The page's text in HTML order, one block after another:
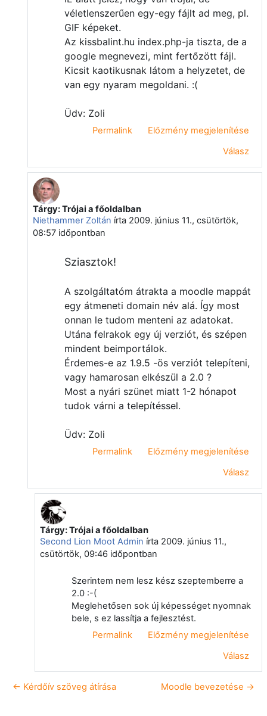
véletlenszerűen egy-egy fájlt ad meg, pl.
GIF képeket.
Az kissbalint.hu index.php-ja tiszta, de a
google megnevezi, mint fertőzött fájl.
Kicsit kaotikusnak látom a helyzetet, de
van egy nyaram megoldani. :(
Üdv: Zoli
Permalink
Előzmény megjelenítése
Válasz
Válasz erre: Papp Gyula
Tárgy: Trójai a főoldalban
Niethammer Zoltán írta 2009. június 11., csütörtök,
08:57időpontban
Sziasztok!
A szolgáltatóm átrakta a moodle mappát
egy átmeneti domain név alá. Így most
onnan le tudom menteni az adatokat.
Utána felrakok egy új verziót, és szépen
mindent beimportálok.
Érdemes-e az 1.9.5 -ös verziót telepíteni,
vagy hamarosan elkészül a 2.0 ?
Most a nyári szünet miatt 1-2 hónapot
tudok várni a telepítéssel.
Üdv: Zoli
Permalink
Előzmény megjelenítése
Válasz
Válasz erre: Niethammer Zoltán
Tárgy: Trójai a főoldalban
Second Lion Moot Admin írta 2009. június 11.,
csütörtök, 09:46időpontban
Szerintem nem lesz kész szeptemberre a
2.0 :-(
Meglehetősen sok új képességet nyomnak
bele, s ez lassítja a fejlesztést.
Permalink
Előzmény megjelenítése
Válasz
← Kérdőív szöveg átírása Moodle bevezetése →